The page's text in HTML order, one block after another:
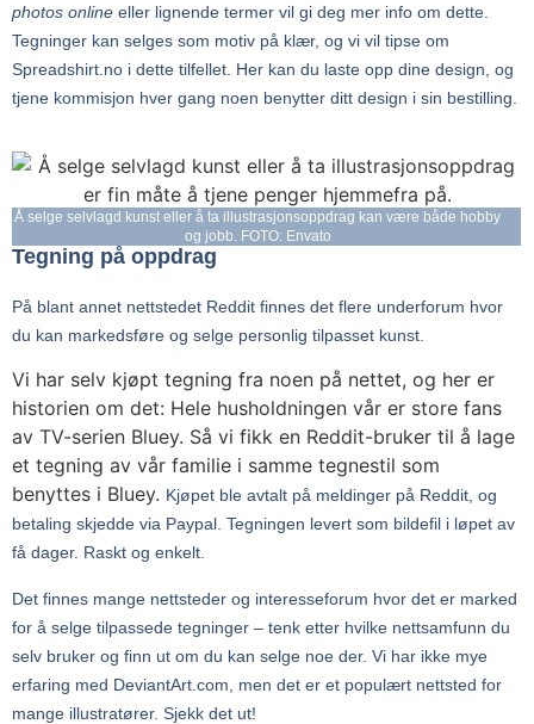
photos online eller lignende termer vil gi deg mer info om dette.
Tegninger kan selges som motiv på klær, og vi vil tipse om
Spreadshirt.no i dette tilfellet. Her kan du laste opp dine design, og
tjene kommisjon hver gang noen benytter ditt design i sin bestilling.
Å selge selvlagd kunst eller å ta illustrasjonsoppdrag kan være både hobby
og jobb. FOTO: Envato
Tegning på oppdrag
På blant annet nettstedet Reddit finnes det flere underforum hvor
du kan markedsføre og selge personlig tilpasset kunst.
Vi har selv kjøpt tegning fra noen på nettet, og her er
historien om det: Hele husholdningen vår er store fans
av TV-serien Bluey. Så vi fikk en Reddit-bruker til å lage
et tegning av vår familie i samme tegnestil som
benyttes i Bluey. Kjøpet ble avtalt på meldinger på Reddit, og
betaling skjedde via Paypal. Tegningen levert som bildefil i løpet av
få dager. Raskt og enkelt.
Det finnes mange nettsteder og interesseforum hvor det er marked
for å selge tilpassede tegninger – tenk etter hvilke nettsamfunn du
selv bruker og finn ut om du kan selge noe der. Vi har ikke mye
erfaring med DeviantArt.com, men det er et populært nettsted for
mange illustratører. Sjekk det ut!